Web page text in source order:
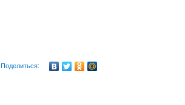
Поделиться: